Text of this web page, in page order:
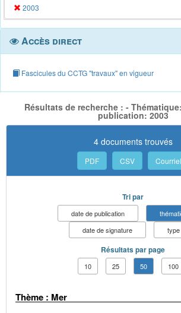
2003
Accès direct
Fascicules du CCTG "travaux" en vigueur
Résultats de recherche : -
publication: 2003
4 documents trouvés
PDF CSV Courriel
Tri par
date de publication
date de signature
type
Résultats par page
10 25 50 100
Thème : Mer